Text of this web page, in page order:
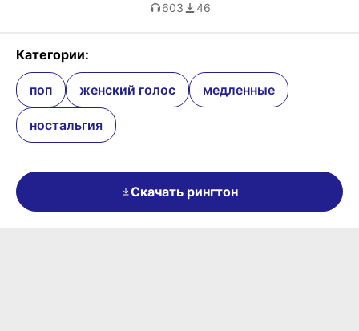
603 46
Категории:
поп женский голос медленные
ностальгия
Скачать рингтон